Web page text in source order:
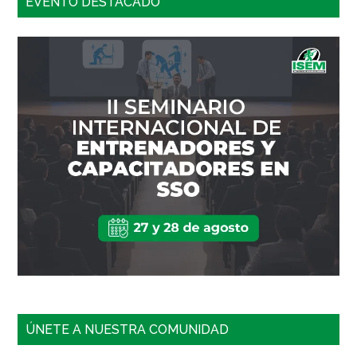
ÚNETE A NUESTRA COMUNIDAD